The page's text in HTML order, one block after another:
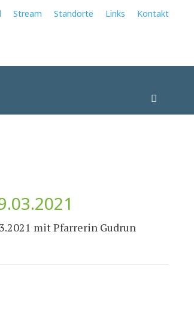
Stream Standorte Links Kontakt
mit Pfarrerin Gudrun